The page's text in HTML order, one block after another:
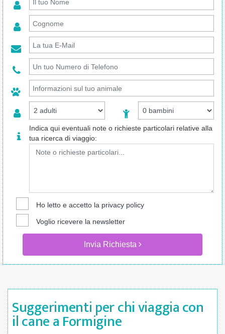
Indica qui eventuali note o richieste particolari relative alla
tua ricerca di viaggio:
Ho letto e accetto la privacy policy
Voglio ricevere la newsletter
Invia Richiesta
Suggerimenti per chi viaggia con
il cane a Formigine